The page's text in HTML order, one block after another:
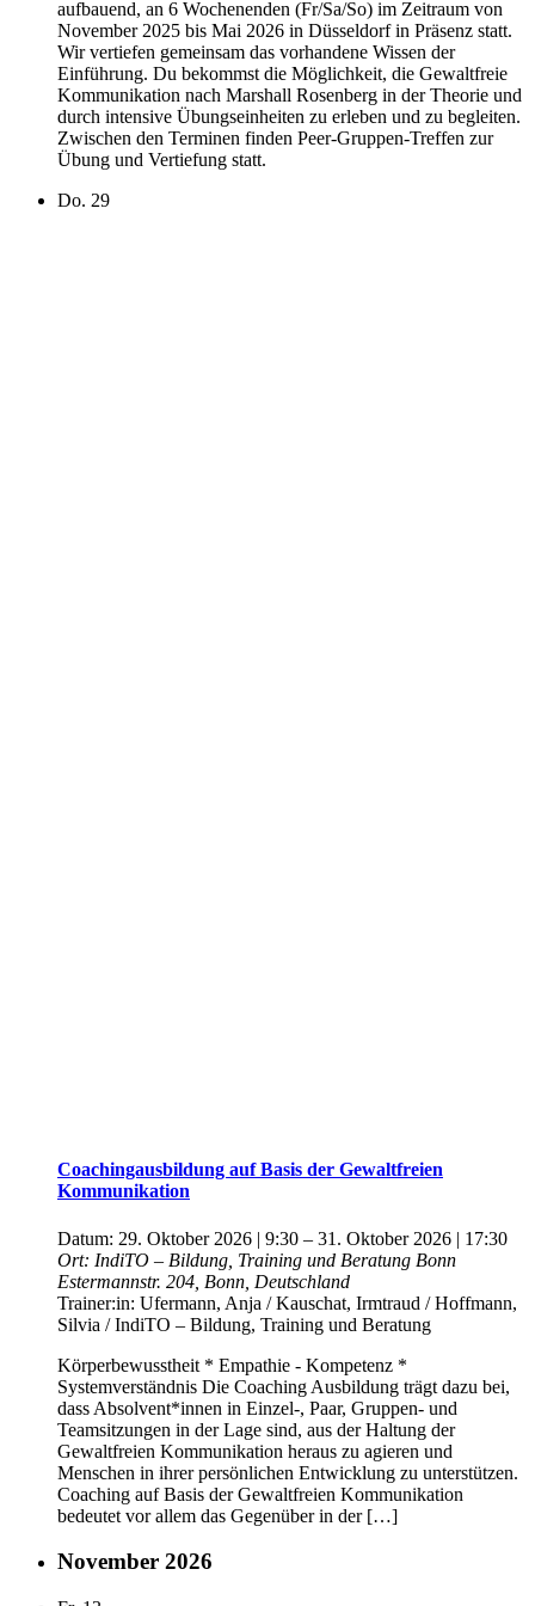
aufbauend, an 6 Wochenenden (Fr/Sa/So) im Zeitraum von
November 2025 bis Mai 2026 in Düsseldorf in Präsenz statt.
Wir vertiefen gemeinsam das vorhandene Wissen der
Einführung. Du bekommst die Möglichkeit, die Gewaltfreie
Kommunikation nach Marshall Rosenberg in der Theorie und
durch intensive Übungseinheiten zu erleben und zu begleiten.
Zwischen den Terminen finden Peer-Gruppen-Treffen zur
Übung und Vertiefung statt.
Do. 29
Coachingausbildung auf Basis der Gewaltfreien
Kommunikation
Datum: 29. Oktober 2026 | 9:30 – 31. Oktober 2026 | 17:30
Ort: IndiTO – Bildung, Training und Beratung Bonn
Estermannstr. 204, Bonn, Deutschland
Trainer:in: Ufermann, Anja / Kauschat, Irmtraud / Hoffmann,
Silvia / IndiTO – Bildung, Training und Beratung
Körperbewusstheit * Empathie - Kompetenz *
Systemverständnis Die Coaching Ausbildung trägt dazu bei,
dass Absolvent*innen in Einzel-, Paar, Gruppen- und
Teamsitzungen in der Lage sind, aus der Haltung der
Gewaltfreien Kommunikation heraus zu agieren und
Menschen in ihrer persönlichen Entwicklung zu unterstützen.
Coaching auf Basis der Gewaltfreien Kommunikation
bedeutet vor allem das Gegenüber in der […]
November 2026